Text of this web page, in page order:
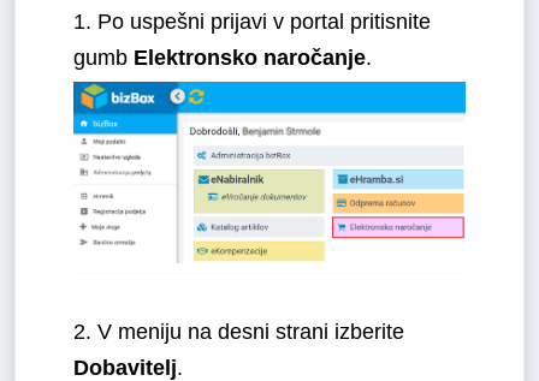
1. Po uspešni prijavi v portal pritisnite
gumb Elektronsko naročanje.
2. V meniju na desni strani izberite
Dobavitelj.